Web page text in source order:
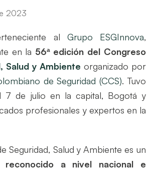
2023
al Grupo ESGInnova,
en la 56ª edición del Congreso
Salud y Ambiente organizado por
de Seguridad (CCS). Tuvo
7 de julio en la capital, Bogotá y
profesionales y expertos en la
Seguridad, Salud y Ambiente es un
reconocido a nivel nacional e